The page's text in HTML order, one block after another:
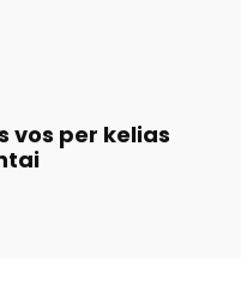
vos per kelias